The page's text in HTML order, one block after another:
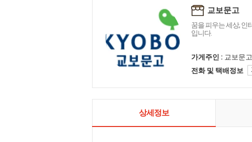
교보문고
꿈을 피우는 세상, 인
입니다.
가게주인 : 교보문고
전화 및 택배정보
상세정보